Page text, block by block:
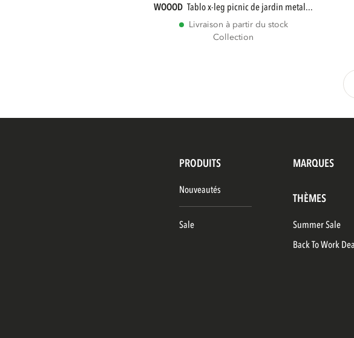
WOOOD tablo x-leg picnic de jardin metal...
Livraison à partir du stock
Collection
PRODUITS MARQUES
Nouveautés
Sale
THÈMES
Summer Sale
Back To Work